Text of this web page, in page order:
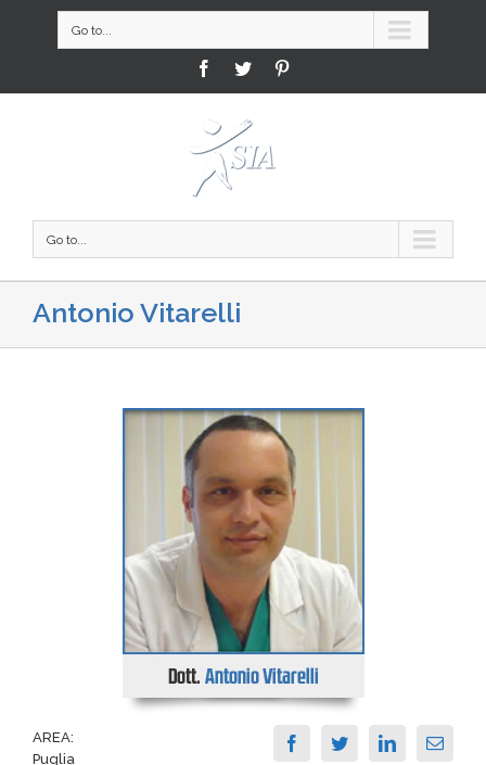
Go to...
Facebook
Twitter
Go to...
Antonio Vitarelli
AREA:
Puglia